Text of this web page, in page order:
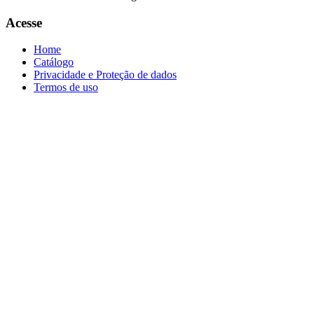
Acesse
Home
Catálogo
Privacidade e Proteção de dados
Termos de uso